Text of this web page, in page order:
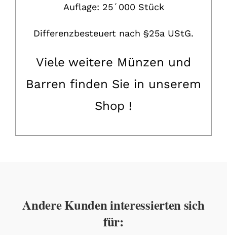
Auflage: 25´000 Stück
Differenzbesteuert nach §25a UStG.
Viele weitere Münzen und
Barren finden Sie in unserem
Shop !
Andere Kunden interessierten sich
für: